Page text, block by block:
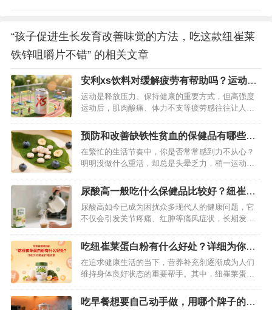
“孩子促进生长发育改善味觉的方法，吃这款纽崔莱
铁锌咀嚼片不错” 的相关文章
安利xs饮料对缓解疲劳有帮助吗？运动过
后喝一罐轻松消除疲劳
运动是释放压力、保持健康的重要方式，但高强度
运动后，肌肉酸痛、体力不支等疲劳感往往让人困
为很多人的关注点。安利 XS 饮料凭借科学配方与
实际效果，成为运动爱好者的“疲劳救星”，其对缓解
运动疲劳的帮助究竟如何？我们从成分、原理到实
测体验逐一解析。…
预防和改善缺铁性贫血的保健品有哪些？
这款安利产品非常不错
在繁忙的生活节奏中，你是否常常感到力不从心？
明明没做什么重活，却总是头晕乏力，稍一运动就
你可能已经被缺铁性贫血盯上了。据权威数据显
示，我国有相当比例的人群受到缺铁性贫血的困
扰，尤其是儿童、孕妇和女性群体 ，缺铁性贫血不
仅影响生活质量，长期发展还可能对身体健…
尿酸高一般吃什么保健品比较好？纽崔莱
舒苓易固体饮料辅助降尿酸非常好
尿酸高如今已成为困扰众多现代人的健康问题，它
不仅会引发关节疼痛、红肿等痛风症状，长期发展
扰，除了调整饮食和生活习惯，选择合适的保健品
辅助调理也至关重要。在众多保健品中，纽崔莱舒
苓益固体饮料脱颖而出，成为尿酸高人群的优质之
选。…
吃纽崔莱蛋白粉有什么好处？详细为你揭
秘作用功效
在追求健康生活的当下，营养补充剂逐渐成为人们
维持身体良好状态的重要帮手。其中，纽崔莱蛋白
众多消费者关注。那么，食用纽崔莱蛋白粉究竟能
吃早餐想要自己动手做，用哪个牌子的早